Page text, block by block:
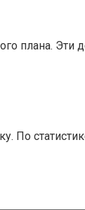
плана.
По